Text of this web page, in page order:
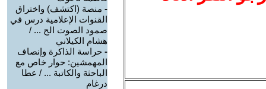
- منصة (اكتشف) واختراق
القنوات الإعلامية درس في
صمود الصوت الح ... /
هشام الكيلاني
- حراسة الذاكرة وإنصاف
المهمشين: حوار خاص مع
الباحثة والكاتبة ... / عطا
درغام